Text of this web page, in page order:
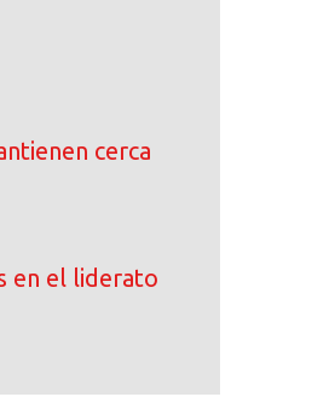
cerca
en el liderato